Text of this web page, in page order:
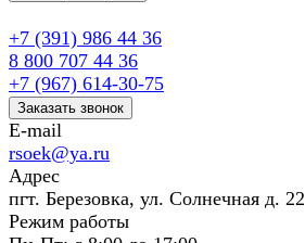
+7 (391) 986 44 36
8 800 707 44 36
+7 (967) 614-30-75
Заказать звонок
E-mail
rsoek@ya.ru
Адрес
пгт. Березовка, ул. Солнечная д. 22
Режим работы